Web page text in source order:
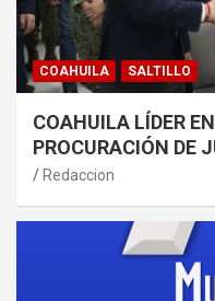
COAHUILA SALTILLO
COAHUILA LÍDER
PROCURACIÓN DE
Redaccion